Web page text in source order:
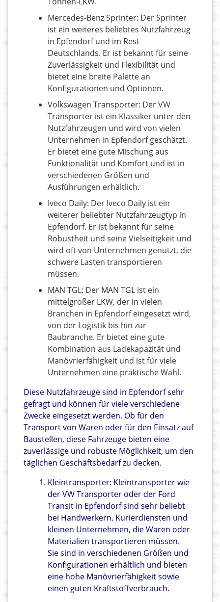
Mercedes-Benz Sprinter: Der Sprinter
ist ein weiteres beliebtes Nutzfahrzeug
in Epfendorf und im Rest
Deutschlands. Er ist bekannt für seine
Zuverlässigkeit und Flexibilität und
bietet eine breite Palette an
Konfigurationen und Optionen.
Volkswagen Transporter: Der VW
Transporter ist ein Klassiker unter den
Nutzfahrzeugen und wird von vielen
Unternehmen in Epfendorf geschätzt.
Er bietet eine gute Mischung aus
Funktionalität und Komfort und ist in
verschiedenen Größen und
Ausführungen erhältlich.
Iveco Daily: Der Iveco Daily ist ein
weiterer beliebter Nutzfahrzeugtyp in
Epfendorf. Er ist bekannt für seine
Robustheit und seine Vielseitigkeit und
wird oft von Unternehmen genutzt, die
schwere Lasten transportieren
müssen.
MAN TGL: Der MAN TGL ist ein
mittelgroßer LKW, der in vielen
Branchen in Epfendorf eingesetzt wird,
von der Logistik bis hin zur
Baubranche. Er bietet eine gute
Kombination aus Ladekapazität und
Manövrierfähigkeit und ist für viele
Unternehmen eine praktische Wahl.
Diese Nutzfahrzeuge sind in Epfendorf sehr
gefragt und können für viele verschiedene
Zwecke eingesetzt werden. Ob für den
Transport von Waren oder für den Einsatz auf
Baustellen, diese Fahrzeuge bieten eine
zuverlässige und robuste Möglichkeit, um den
täglichen Geschäftsbedarf zu decken.
Kleintransporter: Kleintransporter wie
der VW Transporter oder der Ford
Transit in Epfendorf sind sehr beliebt
bei Handwerkern, Kurierdiensten und
kleinen Unternehmen, die Waren oder
Materialien transportieren müssen.
Sie sind in verschiedenen Größen und
Konfigurationen erhältlich und bieten
eine hohe Manövrierfähigkeit sowie
einen guten Kraftstoffverbrauch.